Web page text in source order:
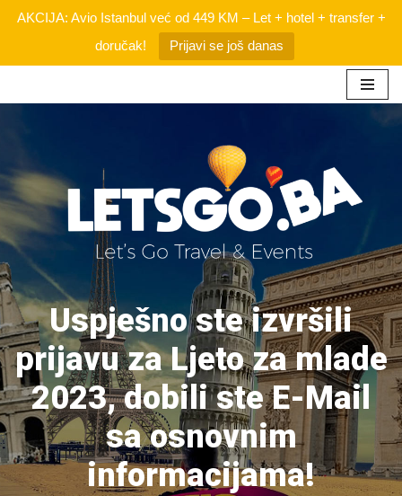
AKCIJA: Avio Istanbul već od 449 KM – Let + hotel + transfer +
doručak!
Prijavi se još danas
Uspješno ste izvršili
prijavu za Ljeto za mlade
2023, dobili ste E-Mail
sa osnovnim
informacijama!